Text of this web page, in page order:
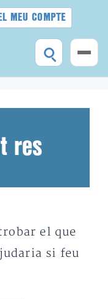
EL MEU COMPTE
res
el que
si feu